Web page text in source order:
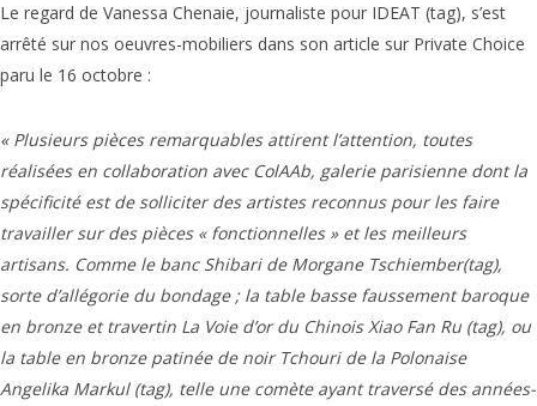
Le regard de Vanessa Chenaie, journaliste pour IDEAT (tag), s’est
arrêté sur nos oeuvres-mobiliers dans son article sur Private Choice
paru le 16 octobre :
« Plusieurs pièces remarquables attirent l’attention, toutes
réalisées en collaboration avec ColAAb, galerie parisienne dont la
spécificité est de solliciter des artistes reconnus pour les faire
travailler sur des pièces « fonctionnelles » et les meilleurs
artisans. Comme le banc Shibari de Morgane Tschiember(tag),
sorte d’allégorie du bondage ; la table basse faussement baroque
en bronze et travertin La Voie d’or du Chinois Xiao Fan Ru (tag), ou
la table en bronze patinée de noir Tchouri de la Polonaise
Angelika Markul (tag), telle une comète ayant traversé des années-